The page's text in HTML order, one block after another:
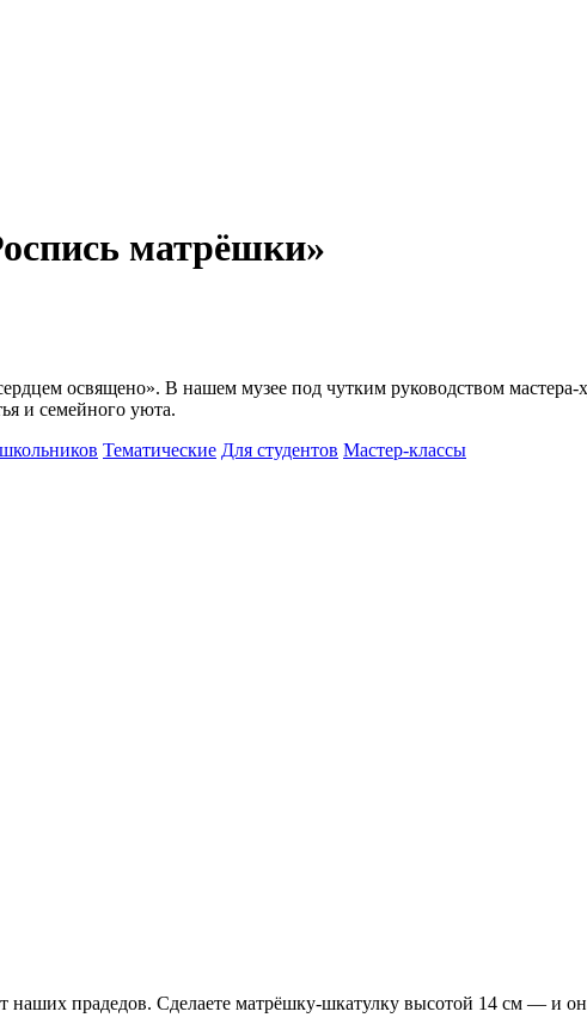
матрёшки»
освящено». В нашем музее под чутким руководством мастера-
и семейного уюта.
Тематические Для студентов Мастер-классы
прадедов. Сделаете матрёшку-шкатулку высотой 14 см — и